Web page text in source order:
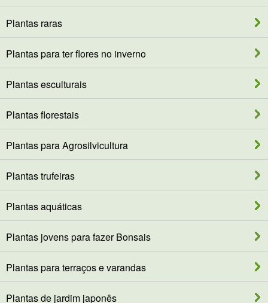
Plantas raras
Plantas para ter flores no inverno
Plantas esculturais
Plantas florestais
Plantas para Agrosilvicultura
Plantas trufeiras
Plantas aquáticas
Plantas jovens para fazer Bonsais
Plantas para terraços e varandas
Plantas de jardim japonês